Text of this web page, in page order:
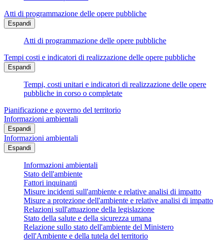
Atti di programmazione delle opere pubbliche
Espandi
Atti di programmazione delle opere pubbliche
Tempi costi e indicatori di realizzazione delle opere pubbliche
Espandi
Tempi, costi unitari e indicatori di realizzazione delle opere
pubbliche in corso o completate
Pianificazione e governo del territorio
Informazioni ambientali
Espandi
Informazioni ambientali
Espandi
Informazioni ambientali
Stato dell'ambiente
Fattori inquinanti
Misure incidenti sull'ambiente e relative analisi di impatto
Misure a protezione dell'ambiente e relative analisi di impatto
Relazioni sull'attuazione della legislazione
Stato della salute e della sicurezza umana
Relazione sullo stato dell'ambiente del Ministero
dell'Ambiente e della tutela del territorio